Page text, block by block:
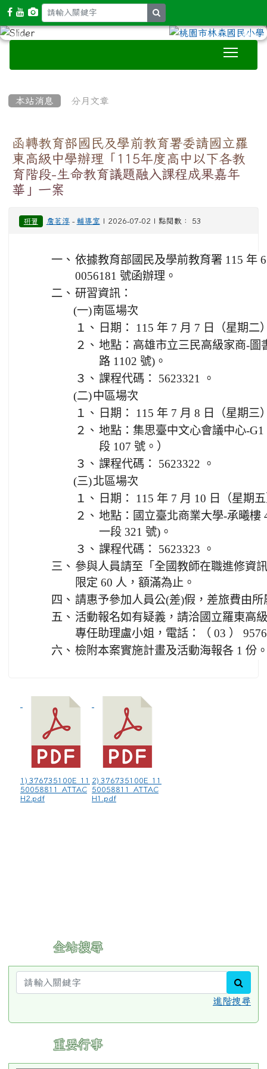
本站消息 分月文章
函轉教育部國民及學前教育署委請國立羅
東高級中學辦理「115年度高中以下各教
育階段-生命教育議題融入課程成果嘉年
華」一案
研習 詹茗淳- 輔導室 | 2026-07-02 | 點閱數： 53
一、 依據教育部國民及學前教育署 115 年
0056181 號函辦理。
二、 研習資訊：
(一)南區場次
１、 日期： 115 年 7 月 7 日（星期二
２、 地點：高雄市立三民高級家商-圖
路 1102 號)。
３、 課程代碼： 5623321 。
(二)中區場次
１、 日期： 115 年 7 月 8 日（星期三
２、 地點：集思臺中文心會議中心-
段 107 號。）
３、 課程代碼： 5623322 。
(三)北區場次
１、 日期： 115 年 7 月 10 日（星期
２、 地點：國立臺北商業大學-承曦樓
一段 321 號)。
３、 課程代碼： 5623323 。
三、 參與人員請至「全國教師在職進修資
限定 60 人，額滿為止。
四、 請惠予參加人員公(差)假，差旅費由
五、 活動報名如有疑義，請洽國立羅東高
專任助理盧小姐，電話：（ 03 ）
六、 檢附本案實施計畫及活動海報各 1 份
1) 376735100E_11
50058811_ATTAC
H2.pdf
2) 376735100E_11
50058811_ATTAC
H1.pdf
全站搜尋
進階搜尋
重要行事